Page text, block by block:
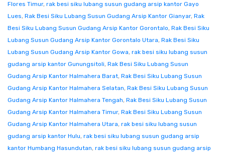
Flores Timur, rak besi siku lubang susun gudang arsip kantor Gayo
Lues, Rak Besi Siku Lubang Susun Gudang Arsip Kantor Gianyar, Rak
Besi Siku Lubang Susun Gudang Arsip Kantor Gorontalo, Rak Besi Siku
Lubang Susun Gudang Arsip Kantor Gorontalo Utara, Rak Besi Siku
Lubang Susun Gudang Arsip Kantor Gowa, rak besi siku lubang susun
gudang arsip kantor Gunungsitoli, Rak Besi Siku Lubang Susun
Gudang Arsip Kantor Halmahera Barat, Rak Besi Siku Lubang Susun
Gudang Arsip Kantor Halmahera Selatan, Rak Besi Siku Lubang Susun
Gudang Arsip Kantor Halmahera Tengah, Rak Besi Siku Lubang Susun
Gudang Arsip Kantor Halmahera Timur, Rak Besi Siku Lubang Susun
Gudang Arsip Kantor Halmahera Utara, rak besi siku lubang susun
gudang arsip kantor Hulu, rak besi siku lubang susun gudang arsip
kantor Humbang Hasundutan, rak besi siku lubang susun gudang arsip